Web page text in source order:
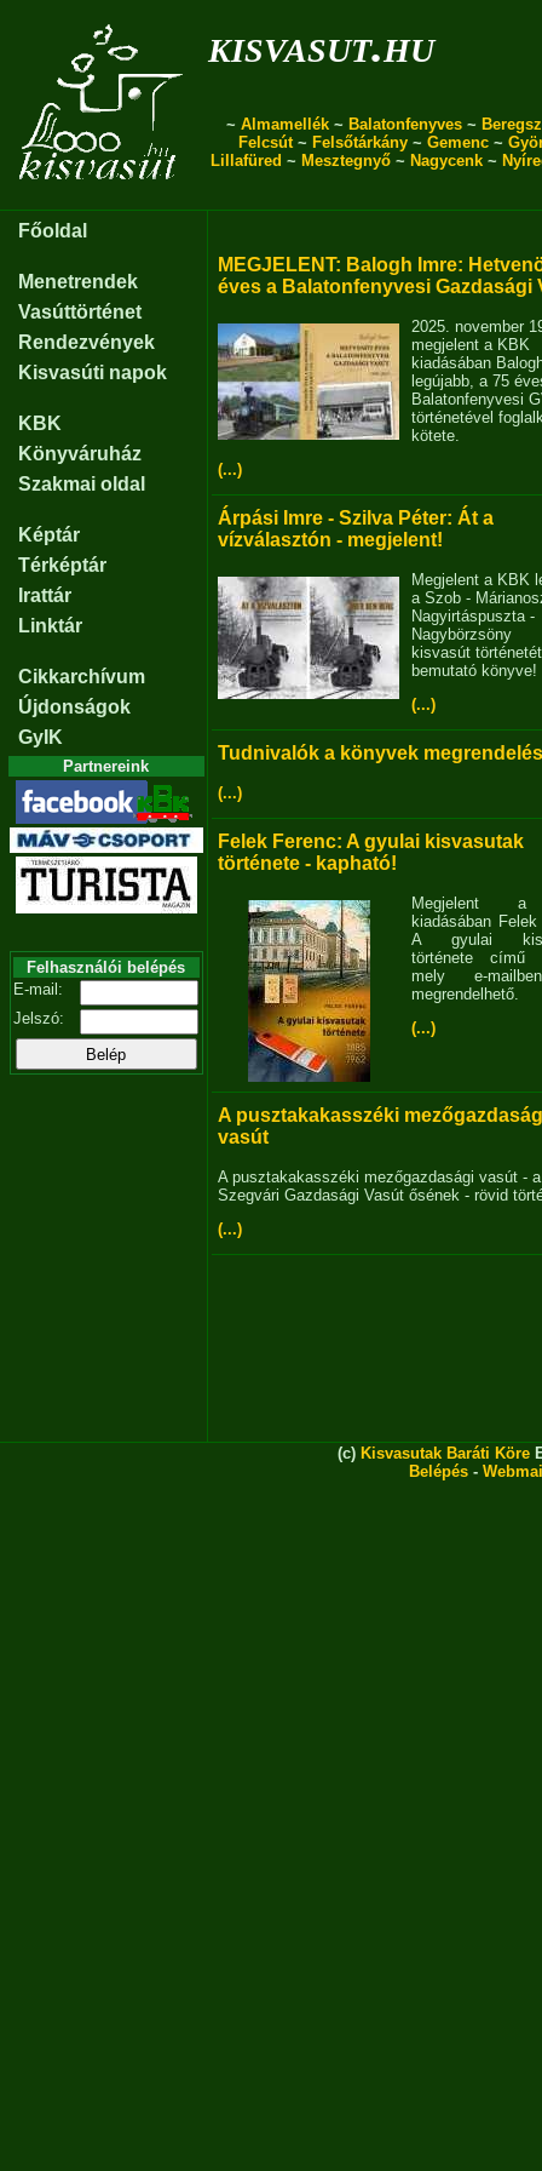
kisvasut.hu
~ Almamellék ~ Balatonfenyves ~
Felcsút~ Felsőtárkány ~ Gemenc ~
Lillafüred ~ Mesztegnyő ~ Nagycenk ~
Főoldal
Menetrendek
Vasúttörténet
Rendezvények
Kisvasúti napok
KBK
Könyváruház
Szakmai oldal
Képtár
Térképtár
Irattár
Linktár
Cikkarchívum
Újdonságok
GyIK
Partnereink
Felhasználói belépés
E-mail:
Jelszó:
MEGJELENT: Balogh Imre:
éves a Balatonfenyvesi Gazdasági
2025. november
megjelent a KBK
kiadásában
legújabb, a 75
Balatonfenyvesi
történetével
kötete.
(...)
Árpási Imre - Szilva Péter: Át a
vízválasztón - megjelent!
Megjelent a KBK
a Szob -
Nagyirtáspuszta -
Nagybörzsöny
kisvasút történetét
bemutató könyve!
(...)
Tudnivalók a könyvek
(...)
Felek Ferenc: A gyulai kisvasutak
története - kapható!
Megjelent
kiadásában
A gyulai
története című
mely e-
megrendelhető.
(...)
A pusztakakasszéki
vasút
A pusztakakasszéki mezőgazdasági vasút - a
Szegvári Gazdasági Vasút ősének - rövid
(...)
(c) Kisvasutak Baráti Köre
Belépés -